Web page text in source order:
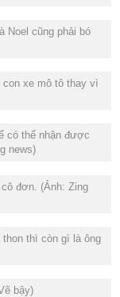
Noel cũng phải bó
con xe mô tô thay vì
có thể nhận được
news)
đơn. (Ảnh: Zing
thon thì còn gì là ông
bậy)